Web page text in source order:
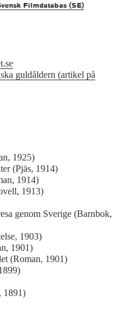
Filmdatabas (SE)
guldåldern (artikel på
1925)
(Pjäs, 1914)
1914)
1913)
genom Sverige (Barnbok,
1903)
1901)
(Roman, 1901)
1891)